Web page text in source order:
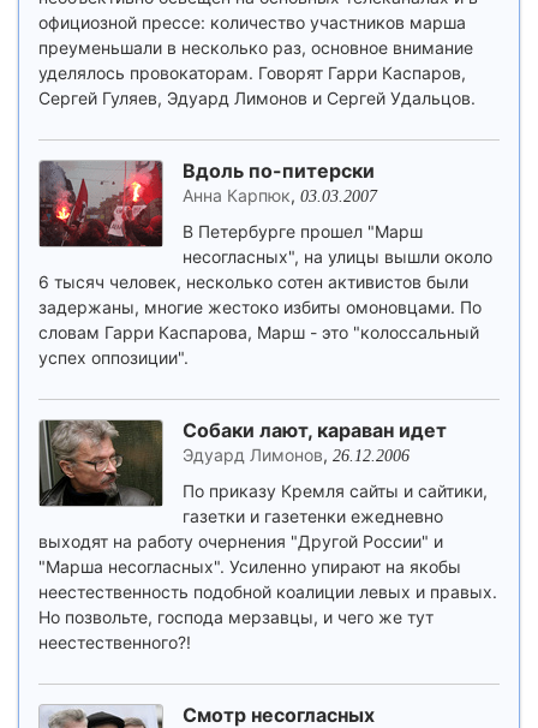
официозной прессе: количество участников марша
преуменьшали в несколько раз, основное внимание
уделялось провокаторам. Говорят Гарри Каспаров,
Сергей Гуляев, Эдуард Лимонов и Сергей Удальцов.
Вдоль по-питерски
Анна Карпюк, 03.03.2007
В Петербурге прошел "Марш
несогласных", на улицы вышли около
6 тысяч человек, несколько сотен активистов были
задержаны, многие жестоко избиты омоновцами. По
словам Гарри Каспарова, Марш - это "колоссальный
успех оппозиции".
Собаки лают, караван идет
Эдуард Лимонов, 26.12.2006
По приказу Кремля сайты и сайтики,
газетки и газетенки ежедневно
выходят на работу очернения "Другой России" и
"Марша несогласных". Усиленно упирают на якобы
неестественность подобной коалиции левых и правых.
Но позвольте, господа мерзавцы, и чего же тут
неестественного?!
Смотр несогласных